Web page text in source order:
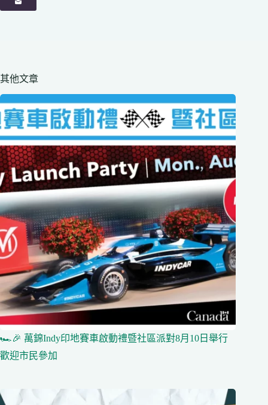
其他文章
🏎️🎉 萬錦Indy印地賽車啟動禮暨社區派對8月10日舉行
歡迎市民參加